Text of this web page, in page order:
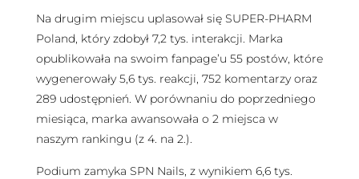
Na drugim miejscu uplasował się SUPER-PHARM
Poland, który zdobył 7,2 tys. interakcji. Marka
opublikowała na swoim fanpage’u 55 postów, które
wygenerowały 5,6 tys. reakcji, 752 komentarzy oraz
289 udostępnień. W porównaniu do poprzedniego
miesiąca, marka awansowała o 2 miejsca w
naszym rankingu (z 4. na 2.).
Podium zamyka SPN Nails, z wynikiem 6,6 tys.